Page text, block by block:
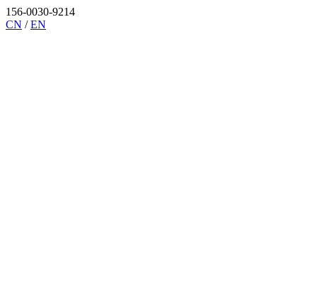
156-0030-9214
CN /EN